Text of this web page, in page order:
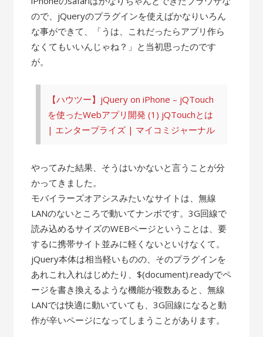
ので、jQueryのプラグインを使えばかなりいろん
な事ができて、「うは、これだったらアプリ作ら
なくてもいいんじゃね？」と当初思ったのです
が。
【ハウツー】jQuery on iPhone – jQTouch
を使ったWebアプリ開発 (1) jQTouchとは
| エンタープライズ | マイコミジャーナル
やってみた結果、そうはいかないと言うことが分
かってきました。
モバイラーズオアシスみたいなサイトは、無線
LANのないところで動いてナンボです。3G回線で
読み込めるサイズのWEBページということは、要
するに携帯サイト並みに軽くないといけなくて。
jQuery本体は相当軽いものの、そのプラグインを
あれこれ入れはじめたり、$(document).readyでペ
ージを書き換えるような機能が複数あると、無線
LANでは快適に動いていても、3G回線になると動
作が辛いページになってしまうことがあります。